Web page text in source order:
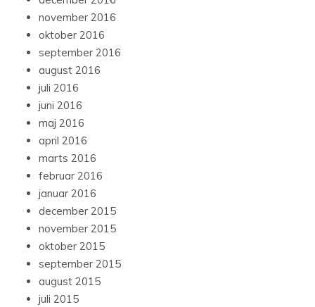
november 2016
oktober 2016
september 2016
august 2016
juli 2016
juni 2016
maj 2016
april 2016
marts 2016
februar 2016
januar 2016
december 2015
november 2015
oktober 2015
september 2015
august 2015
juli 2015